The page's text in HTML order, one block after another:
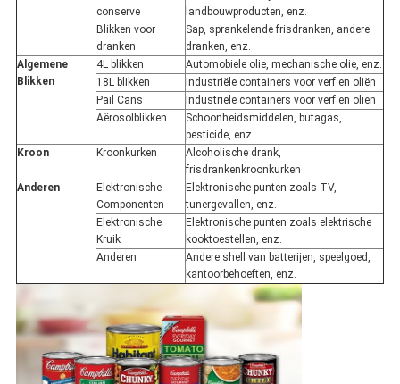
conserve
landbouwproducten, enz.
Blikken voor
dranken
Sap, sprankelende frisdranken, andere
dranken, enz.
Algemene
Blikken
4L blikken
Automobiele olie, mechanische olie, enz.
18L blikken
Industriële containers voor verf en oliën
Pail Cans
Industriële containers voor verf en oliën
Aërosolblikken
Schoonheidsmiddelen, butagas,
pesticide, enz.
Kroon
Kroonkurken
Alcoholische drank,
frisdrankenkroonkurken
Anderen
Elektronische
Componenten
Elektronische punten zoals TV,
tunergevallen, enz.
Elektronische
Kruik
Elektronische punten zoals elektrische
kooktoestellen, enz.
Anderen
Andere shell van batterijen, speelgoed,
kantoorbehoeften, enz.